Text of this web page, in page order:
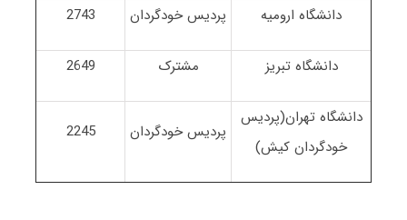
دانشگاه ارومیه پردیس خودگردان 2743
دانشگاه تبریز مشترک 2649
دانشگاه تهران(پردیس
خودگردان کیش)
پردیس خودگردان 2245